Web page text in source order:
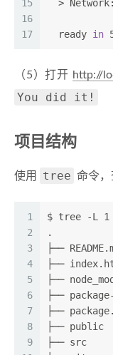
15
16
17
>
  ready
in
（5）打开 http://
You did it!
项目结构
使用 tree 命令，
1
2
3
4
5
6
7
8
9
$ tree -L 1
.
├──
├──
├──
├──
├──
├── public
├── src